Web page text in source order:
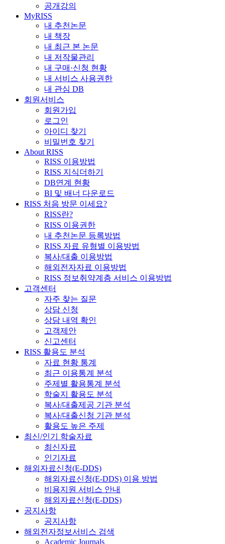
공개강의
MyRISS
내 추천논문
내 책장
내 최근 본 논문
내 저작물관리
내 구매·신청 현황
내 서비스 사용권한
내 관심 DB
회원서비스
회원가입
로그인
아이디 찾기
비밀번호 찾기
About RISS
RISS 이용방법
RISS 지식더하기
DB연계 현황
BI 및 배너 다운로드
RISS 처음 방문 이세요?
RISS란?
RISS 이용권한
내 추천논문 등록방법
RISS 자료 유형별 이용방법
복사/대출 이용방법
해외전자자료 이용방법
RISS 정보취약계층 서비스 이용방법
고객센터
자주 찾는 질문
상담 신청
상담 내역 확인
고객제안
신고센터
RISS 활용도 분석
자료 현황 통계
최근 이용통계 분석
주제별 활용통계 분석
학술지 활용도 분석
복사/대출제공 기관 분석
복사/대출신청 기관 분석
활용도 높은 주제
최신/인기 학술자료
최신자료
인기자료
해외자료신청(E-DDS)
해외자료신청(E-DDS) 이용 방법
비용지원 서비스 안내
해외자료신청(E-DDS)
공지사항
공지사항
해외전자정보서비스 검색
Academic Journals